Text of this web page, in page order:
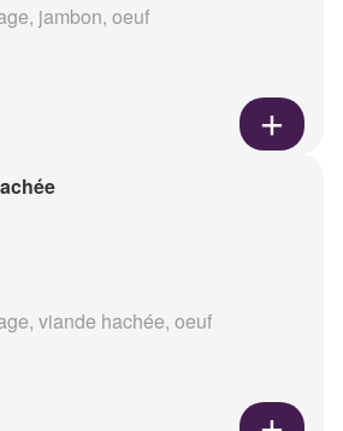
jambon, oeuf
viande hachée, oeuf